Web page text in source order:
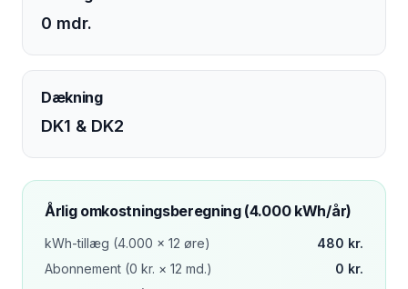
0 mdr.
Dækning
DK1 & DK2
Årlig omkostningsberegning (4.000 kWh/år)
kWh-tillæg (4.000 × 12 øre) 480 kr.
Abonnement (0 kr. × 12 md.) 0 kr.